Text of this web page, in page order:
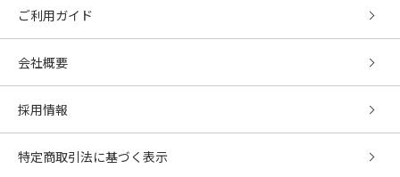
ご利用ガイド
会社概要
採用情報
特定商取引法に基づく表示